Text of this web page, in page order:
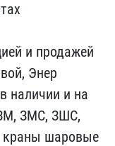
и продажей
Энер​
наличии и на
ЗМС, З​ШС,
краны шаровые